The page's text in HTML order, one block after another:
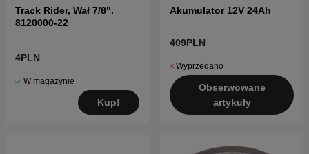
Track Rider, Wał 7/8".
8120000-22
4PLN
W magazynie
Kup!
Akumulator 12V 24Ah
409PLN
Wyprzedano
Obserwowane
artykuły